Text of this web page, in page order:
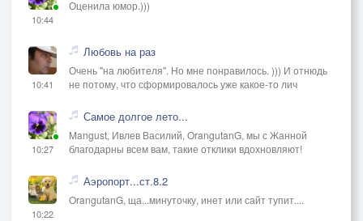
10:44
Оценила юмор.)))
10:41
Любовь на раз
Очень "на любителя". Но мне понравилось. ))) И отнюдь
не потому, что сформировалось уже какое-то лич
10:27
Самое долгое лето...
Mangust, Ивлев Василий, OrangutanG, мы с Жанной
благодарны всем вам, такие отклики вдохновляют!
10:22
Аэропорт...ст.8.2
OrangutanG, ща...минуточку, инет или сайт тупит....